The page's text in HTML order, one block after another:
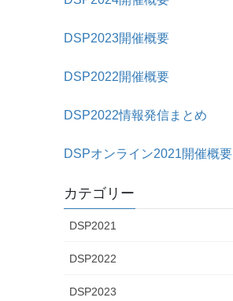
DSP2023開催概要
DSP2022開催概要
DSP2022情報発信まとめ
DSPオンライン2021開催概要
カテゴリー
DSP2021
DSP2022
DSP2023